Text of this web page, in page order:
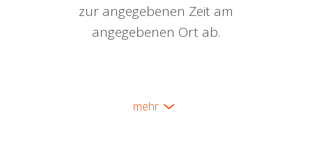
zur angegebenen Zeit am
angegebenen Ort ab.
mehr